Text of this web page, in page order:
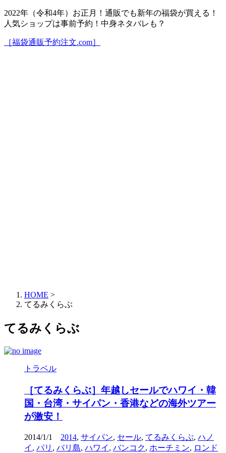
2022年（令和4年）お正月！通販でも新年の福袋が買える！
人気ショップは事前予約！中身ネタバレも？
［福袋通販予約注文.com］
HOME >
てるみくらぶ
てるみくらぶ
トラベル
［てるみくらぶ］年越しセールでハワイ・韓
国・台湾・サイパン・香港などの海外ツアー
が激安！
2014/1/1 2014, サイパン, セール, てるみくらぶ, ハノ
イ , パリ , バリ島, ハワイ , バンコク, ホーチミン, ロンド